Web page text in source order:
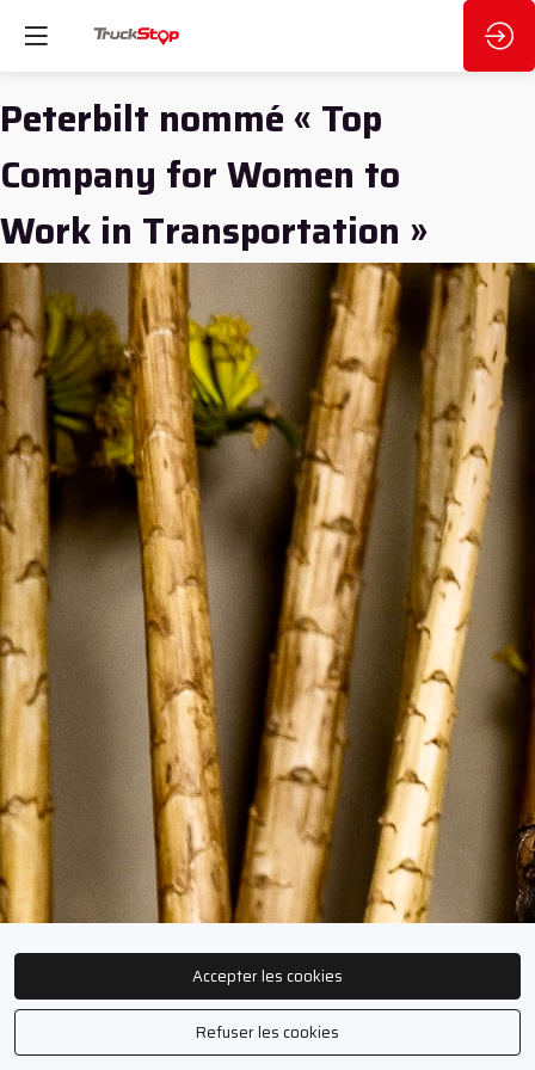
Peterbilt nommé « Top
Company for Women to
Work in Transportation »
Accepter les cookies
Refuser les cookies